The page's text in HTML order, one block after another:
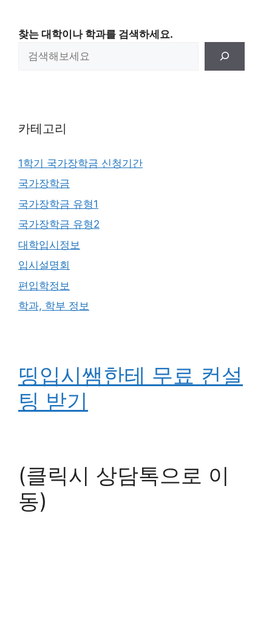
찾는 대학이나 학과를 검색하세요.
카테고리
1학기 국가장학금 신청기간
국가장학금
국가장학금 유형1
국가장학금 유형2
대학입시정보
입시설명회
편입학정보
학과, 학부 정보
띵입시쌤한테 무료 컨설
팅 받기
(클릭시 상담톡으로 이
동)